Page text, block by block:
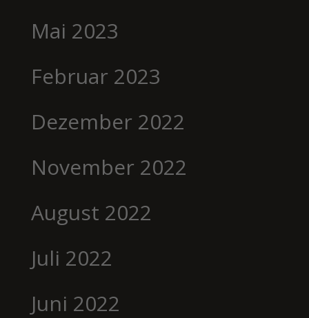
Mai 2023
Februar 2023
Dezember 2022
November 2022
August 2022
Juli 2022
Juni 2022